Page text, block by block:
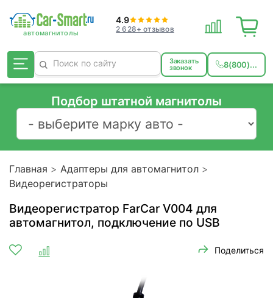
4.9
2 628+ отзывов
Заказать
звонок 8(800)...
Подбор штатной магнитолы
Главная
Адаптеры для автомагнитол
Видеорегистраторы
Видеорегистратор FarCar V004 для
автомагнитол, подключение по USB
Поделиться